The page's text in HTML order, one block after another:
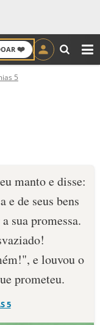
❤️
5
manto e disse:
e de seus bens
sua promessa.
e louvou o
prometeu.
5